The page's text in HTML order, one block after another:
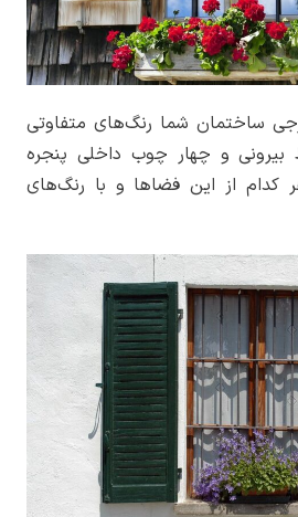
ساختمان شما رنگ‌های متفاوتی
بیرونی و چهار چوب داخلی پنجره
کدام از این فضاها و با رنگ‌های